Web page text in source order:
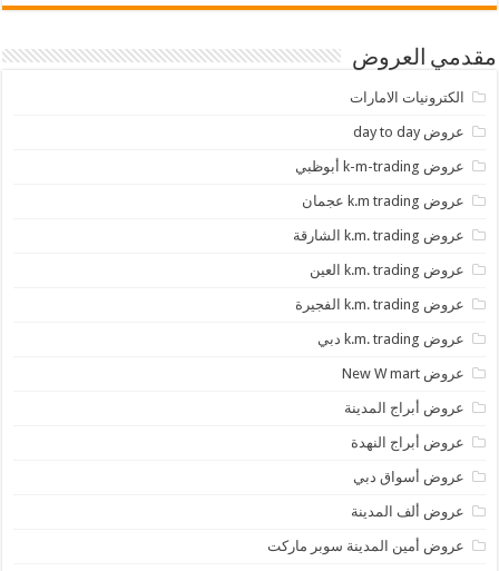
مقدمي العروض
الكترونيات الامارات
عروض day to day
عروض k-m-trading أبوظبي
عروض k.m trading عجمان
عروض k.m. trading الشارقة
عروض k.m. trading العين
عروض k.m. trading الفجيرة
عروض k.m. trading دبي
عروض New W mart
عروض أبراج المدينة
عروض أبراج النهدة
عروض أسواق دبي
عروض ألف المدينة
عروض أمين المدينة سوبر ماركت